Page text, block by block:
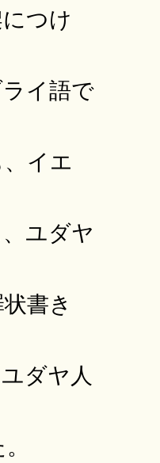
つけ
イ語で
イエ
ユダヤ
書き
ダヤ人